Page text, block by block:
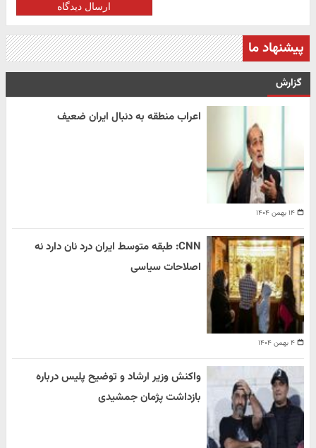
ارسال دیدگاه
پیشنهاد ما
گزارش
۱۴ بهمن ۱۴۰۴
اعراب منطقه به دنبال ایران ضعیف
۴ بهمن ۱۴۰۴
CNN: طبقه متوسط ایران درد نان دارد نه
اصلاحات سیاسی
واکنش وزیر ارشاد و توضیح پلیس درباره
بازداشت پژمان جمشیدی